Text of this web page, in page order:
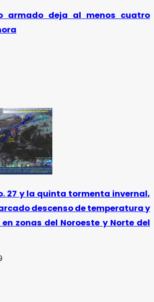
armado deja al menos cuatro
27 y la quinta tormenta invernal,
descenso de temperatura y
zonas del Noroeste y Norte del